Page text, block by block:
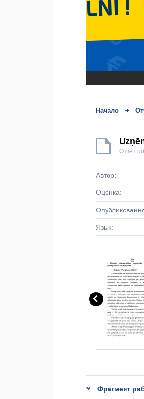
Начало
Отчёт
Автор:
Оценка:
Язык:
Фрагмент